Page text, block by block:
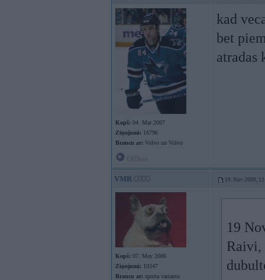
Kopš: 04. Mar 2007
Ziņojumi: 16796
Braucu ar: Volvo un Volvo
kad
bet
atradas
VMR 19. Nov 2009,
Kopš: 07. May 2006
Ziņojumi: 10347
Braucu ar: sporta variantu
19
Raivi,